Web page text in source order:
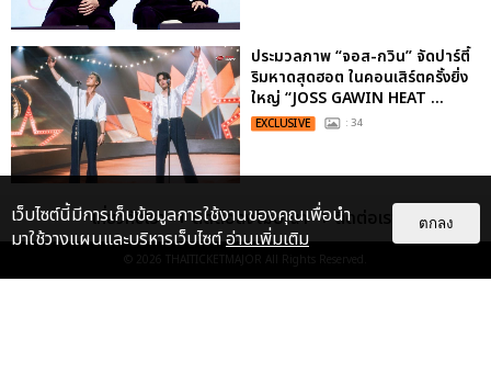
ประมวลภาพ “จอส-กวิน” จัดปาร์ตี้
ริมหาดสุดฮอต ในคอนเสิร์ตครั้งยิ่ง
ใหญ่ “JOSS GAWIN HEAT ...
EXCLUSIVE : 34
“ช่วงเวลาที่ไม่ได้เจอกันพิสูจน์แล้วว่า
รักแท้จะไม่มีวันจางหาย” ประมวล
ภาพ JAEHYUN กับแฟน...
EXCLUSIVE : 10
เกี่ยวกับเรา ติดต่อลงโฆษณา ติดต่อเรา
© 2026 THAITICKETMAJOR All Rights Reserved.
เว็บไซต์นี้มีการเก็บข้อมูลการใช้งานของคุณเพื่อนำ
มาใช้วางแผนและบริหารเว็บไซต์อ่านเพิ่มเติม
ตกลง